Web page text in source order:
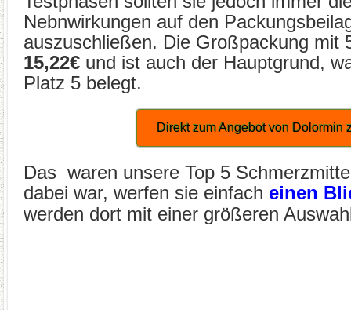
Nebnwirkungen auf den
auszuschließen. Die Großpackung
15,22€ und ist auch der Hauptgrund,
Platz 5 belegt.
Direkt zum Angebot von Dolormin
Das waren unsere Top 5
dabei war, werfen sie einfach einen
werden dort mit einer größeren